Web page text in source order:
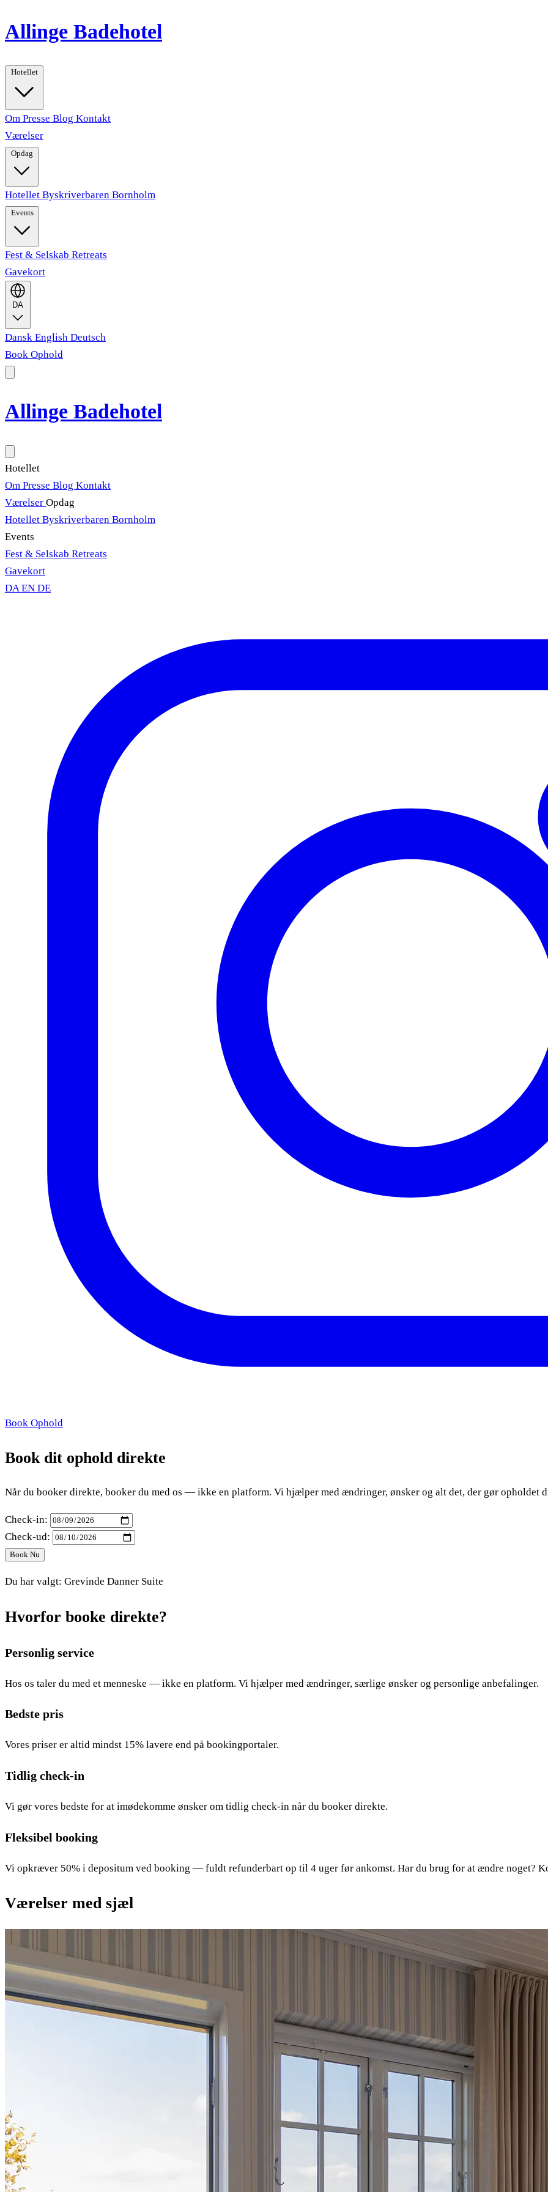
Allinge Badehotel
Hotellet
Om Presse Blog Kontakt
Værelser
Hotellet Byskriverbaren Bornholm
Events
Fest & Selskab Retreats
Gavekort
DA
Dansk English Deutsch
Book Ophold
Allinge Badehotel
Hotellet
Om Presse Blog Kontakt
Værelser Opdag
Hotellet Byskriverbaren Bornholm
Events
Fest & Selskab Retreats
Gavekort
DAEN DE
Book Ophold
Book dit ophold direkte
Når du booker direkte, booker du med os — ikke en platform. Vi hjælper med ændringer, ønsker og alt det, der gør opholdet
Check-in:
Check-ud:
Book Nu
Du har valgt: Grevinde Danner Suite
Hvorfor booke direkte?
Personlig service
Hos os taler du med et menneske — ikke en platform. Vi hjælper med ændringer, særlige ønsker og personlige anbefalinger.
Bedste pris
Vores priser er altid mindst 15% lavere end på bookingportaler.
Tidlig check-in
Vi gør vores bedste for at imødekomme ønsker om tidlig check-in når du booker direkte.
Fleksibel booking
Vi opkræver 50% i depositum ved booking — fuldt refunderbart op til 4 uger før ankomst. Har du brug for at ændre noget?
Værelser med sjæl